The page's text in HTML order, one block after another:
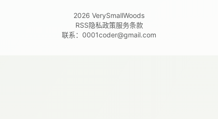
2026 VerySmallWoods
RSS隐私政策服务条款
联系： 0001coder@gmail.com